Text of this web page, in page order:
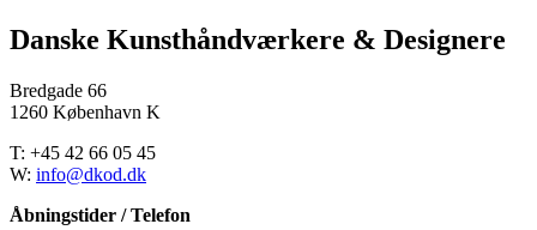
Danske Kunsthåndværkere & Designere
Bredgade 66
1260 København K
T: +45 42 66 05 45
W: info@dkod.dk
Åbningstider / Telefon